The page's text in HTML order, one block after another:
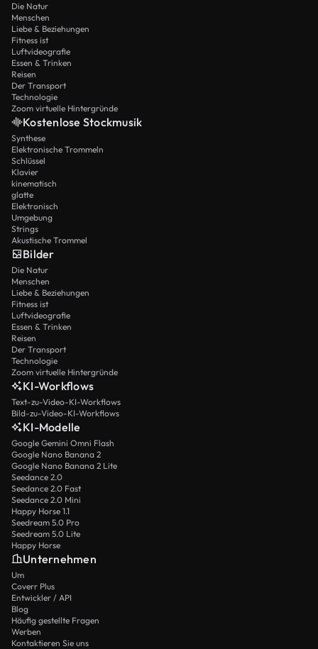
Die Natur
Menschen
Liebe & Beziehungen
Fitness ist
Luftvideografie
Essen & Trinken
Reisen
Der Transport
Technologie
Zoom virtuelle Hintergründe
Kostenlose Stockmusik
Synthese
Elektronische Trommeln
Schlüssel
Klavier
kinematisch
glatte
Elektronisch
Umgebung
Strings
Akustische Trommel
Bilder
Die Natur
Menschen
Liebe & Beziehungen
Fitness ist
Luftvideografie
Essen & Trinken
Reisen
Der Transport
Technologie
Zoom virtuelle Hintergründe
KI-Workflows
Text-zu-Video-KI-Workflows
Bild-zu-Video-KI-Workflows
KI-Modelle
Google Gemini Omni Flash
Google Nano Banana 2
Google Nano Banana 2 Lite
Seedance 2.0
Seedance 2.0 Fast
Seedance 2.0 Mini
Happy Horse 1.1
Seedream 5.0 Pro
Seedream 5.0 Lite
Happy Horse
Unternehmen
Um
Coverr Plus
Entwickler / API
Blog
Häufig gestellte Fragen
Werben
Kontaktieren Sie uns